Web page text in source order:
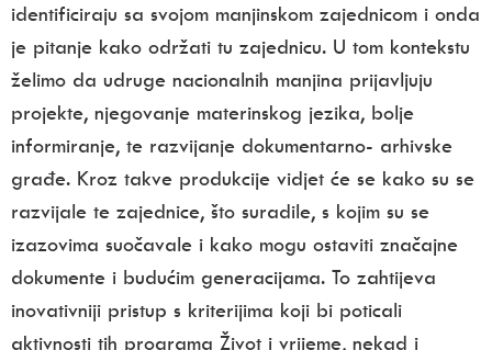
identificiraju sa svojom manjinskom zajednicom i onda
je pitanje kako održati tu zajednicu. U tom kontekstu
želimo da udruge nacionalnih manjina prijavljuju
projekte, njegovanje materinskog jezika, bolje
informiranje, te razvijanje dokumentarno- arhivske
građe. Kroz takve produkcije vidjet će se kako su se
razvijale te zajednice, što suradile, s kojim su se
izazovima suočavale i kako mogu ostaviti značajne
dokumente i budućim generacijama. To zahtijeva
inovativniji pristup s kriterijima koji bi poticali
aktivnosti tih programa Život i vrijeme, nekad i